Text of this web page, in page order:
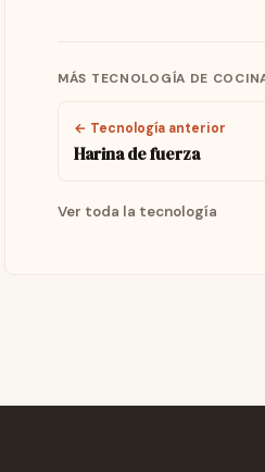
MÁS TECNOLOGÍA DE
← Tecnología anterior
Harina de fuerza
Ver toda la tecnología